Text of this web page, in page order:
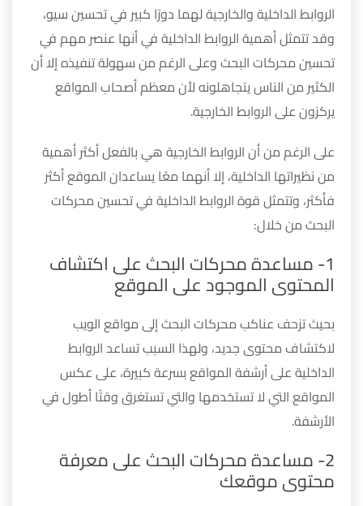
الروابط الداخلية والخارجية لهما دورًا كبير في تحسين سيو،
وقد تتمثل أهمية الروابط الداخلية في أنها عنصر مهم في
تحسين محركات البحث وعلى الرغم من سهولة تنفيذه إلا أن
الكثير من الناس يتجاهلونه لأن معظم أصحاب المواقع
يركزون على الروابط الخارجية.
على الرغم من أن الروابط الخارجية هي بالفعل أكثر أهمية
من نظيراتها الداخلية، إلا أنهما معًا يساعدان الموقع أكثر
فأكثر، وتتمثل قوة الروابط الداخلية في تحسين محركات
البحث من خلال:
1- مساعدة محركات البحث على اكتشاف
المحتوى الموجود على الموقع
بحيث تزحف عناكب محركات البحث إلى مواقع الويب
لاكتشاف محتوى جديد، ولهذا السبب تساعد الروابط
الداخلية على أرشفة المواقع بسرعة كبيرة، على عكس
المواقع التي لا تستخدمها والتي تستغرق وقتًا أطول في
الأرشفة.
2- مساعدة محركات البحث على معرفة
محتوى موقعك